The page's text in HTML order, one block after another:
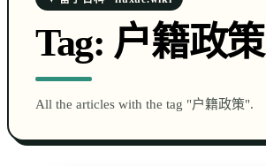
Tag: 户籍政策
All the articles with the tag "户籍政策".